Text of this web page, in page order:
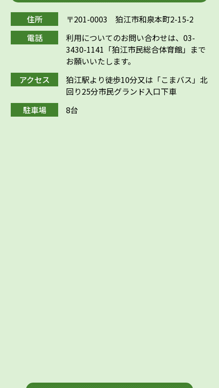
住所
〒201-0003 狛江市和泉本町2-15-2
電話
利用についてのお問い合わせは、03-
3430-1141「狛江市民総合体育館」まで
お願いいたします。
アクセス
狛江駅より徒歩10分又は「こまバス」北
回り25分市民グランド入口下車
駐車場
8台